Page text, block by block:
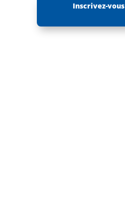
Inscrivez-vous